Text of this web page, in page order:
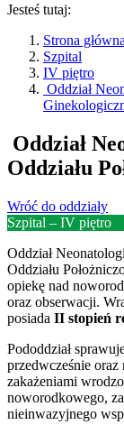
Breadcrumbs
Jesteś tutaj:
Przejdź
do
Strona główna
Przejdź
do
archiwum:
Szpital
Przejdź
do
archiwum:
IV piętro
Przejdź
do
Oddział
Oddział
Oddziału
Wróć do oddziały
Szpital – IV piętro
Oddział
Oddziału
opiekę nad
oraz obserwacji.
posiada II stopień
Pododdział
przedwcześnie
zakażeniami
noworodkowego,
nieinwazyjnego